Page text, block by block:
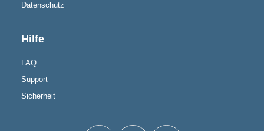
Datenschutz
Hilfe
FAQ
Support
Sicherheit